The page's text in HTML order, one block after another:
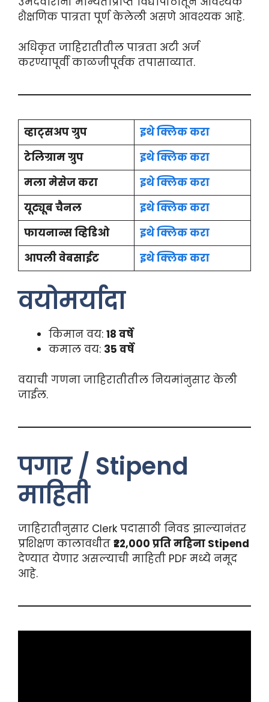
शैक्षणिक पात्रता पूर्ण केलेली असणे आवश्यक आहे.
अधिकृत जाहिरातीतील पात्रता अटी अर्ज
करण्यापूर्वी काळजीपूर्वक तपासाव्यात.
व्हाट्सअप ग्रुप
इथे क्लिक करा
टेलिग्राम ग्रुप
इथे क्लिक करा
मला मेसेज करा
इथे क्लिक करा
यूट्यूब चैनल
इथे क्लिक करा
फायनान्स व्हिडिओ
इथे क्लिक करा
आपली वेबसाईट
इथे क्लिक करा
वयोमर्यादा
किमान वय: 18 वर्षे
कमाल वय: 35 वर्षे
वयाची गणना जाहिरातीतील नियमांनुसार केली
जाईल.
पगार / Stipend
माहिती
जाहिरातीनुसार Clerk पदासाठी निवड झाल्यानंतर
प्रशिक्षण कालावधीत ₹22,000 प्रति महिना Stipend
देण्यात येणार असल्याची माहिती PDF मध्ये नमूद
आहे.